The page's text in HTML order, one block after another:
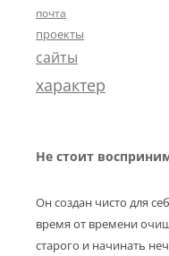
почта
проекты
сайты
характер
Не стоит
Он создан чисто для
время от времени
старого и начинать